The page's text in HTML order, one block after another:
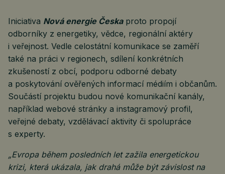
Iniciativa Nová energie Českaproto propojí
odborníky z energetiky, vědce, regionální aktéry
i veřejnost. Vedle celostátní komunikace se zaměří
také na práci v regionech, sdílení konkrétních
zkušeností z obcí, podporu odborné debaty
a poskytování ověřených informací médiím i občanům.
Součástí projektu budou nové komunikační kanály,
například webové stránky a instagramový profil,
veřejné debaty, vzdělávací aktivity či spolupráce
s experty.
„Evropa během posledních let zažila energetickou
krizi, která ukázala, jak drahá může být závislost na